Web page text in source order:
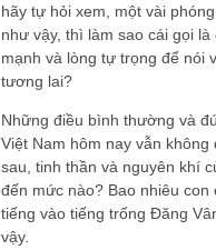
hãy tự hỏi xem, một vài
như vậy, thì làm sao cái gọi
mạnh và lòng tự trọng để nói
tương lai?
Những điều bình thường và
Việt Nam hôm nay vẫn
sau, tinh thần và nguyên khí
đến mức nào? Bao nhiêu
tiếng vào tiếng trống Đăng
vậy.